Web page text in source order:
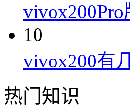
10
vivox200有
热门知识